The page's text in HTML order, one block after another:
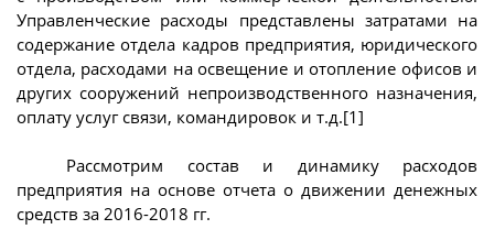
Управленческие расходы представлены затратами на
содержание отдела кадров предприятия, юридического
отдела, расходами на освещение и отопление офисов и
других сооружений непроизводственного назначения,
оплату услуг связи, командировок и т.д.[1]
Рассмотрим состав и динамику расходов
предприятия на основе отчета о движении денежных
средств за 2016-2018 гг.